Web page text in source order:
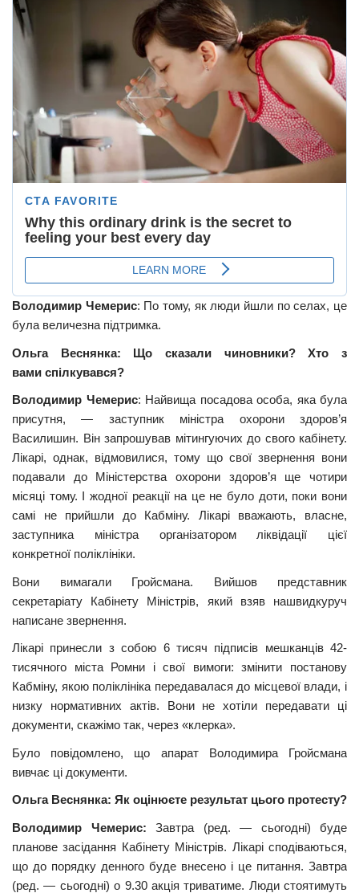
Володимир Чемерис: По тому, як люди йшли по селах, це
була величезна підтримка.
Ольга Веснянка: Що сказали чиновники? Хто з
вами спілкувався?
Володимир Чемерис: Найвища посадова особа, яка була
присутня, — заступник міністра охорони здоров’я
Василишин. Він запрошував мітингуючих до свого кабінету.
Лікарі, однак, відмовилися, тому що свої звернення вони
подавали до Міністерства охорони здоров’я ще чотири
місяці тому. І жодної реакції на це не було доти, поки вони
самі не прийшли до Кабміну. Лікарі вважають, власне,
заступника міністра організатором ліквідації цієї
конкретної поліклініки.
Вони вимагали Гройсмана. Вийшов представник
секретаріату Кабінету Міністрів, який взяв нашвидкуруч
написане звернення.
Лікарі принесли з собою 6тисяч підписів мешканців 42-
тисячного міста Ромни і свої вимоги: змінити постанову
Кабміну, якою поліклініка передавалася до місцевої влади, і
низку нормативних актів. Вони не хотіли передавати ці
документи, скажімо так, через «клерка».
Було повідомлено, що апарат Володимира Гройсмана
вивчає ці документи.
Ольга Веснянка: Як оцінюєте результат цього протесту?
Володимир Чемерис: Завтра (ред. — сьогодні) буде
планове засідання Кабінету Міністрів. Лікарі сподіваються,
що до порядку денного буде внесено і це питання. Завтра
(ред. — сьогодні) о 9.30акція триватиме. Люди стоятимуть